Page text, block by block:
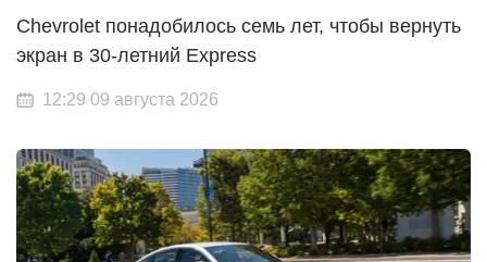
Chevrolet понадобилось семь лет, чтобы вернуть
экран в 30-летний Express
12:29 09 августа 2026